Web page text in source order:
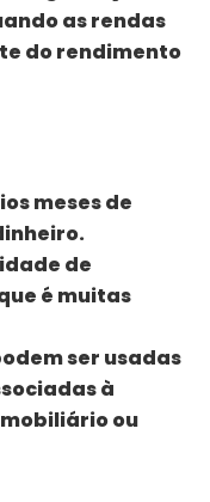
as rendas
do rendimento
meses de
de
é muitas
ser usadas
à
ou